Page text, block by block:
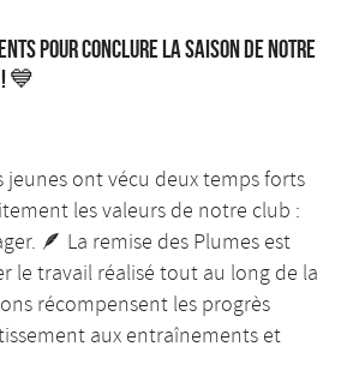
pour conclure la saison de notre
💙
jeunes ont vécu deux temps forts
les valeurs de notre club :
🪶 La remise des Plumes est
le travail réalisé tout au long de la
récompensent les progrès
aux entraînements et